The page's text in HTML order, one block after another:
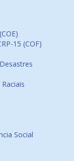
15 (COF)
Social